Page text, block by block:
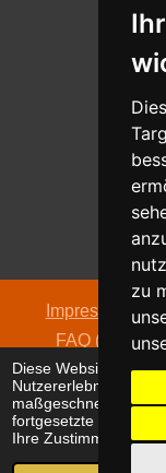
Diese Website
Nutzererlebnis zu
maßgeschneiderte
fortgesetzte Nutzung
Ihre Zustimmung zur
zu
Impressum |
FAQ (häufig
© 2026 alpha